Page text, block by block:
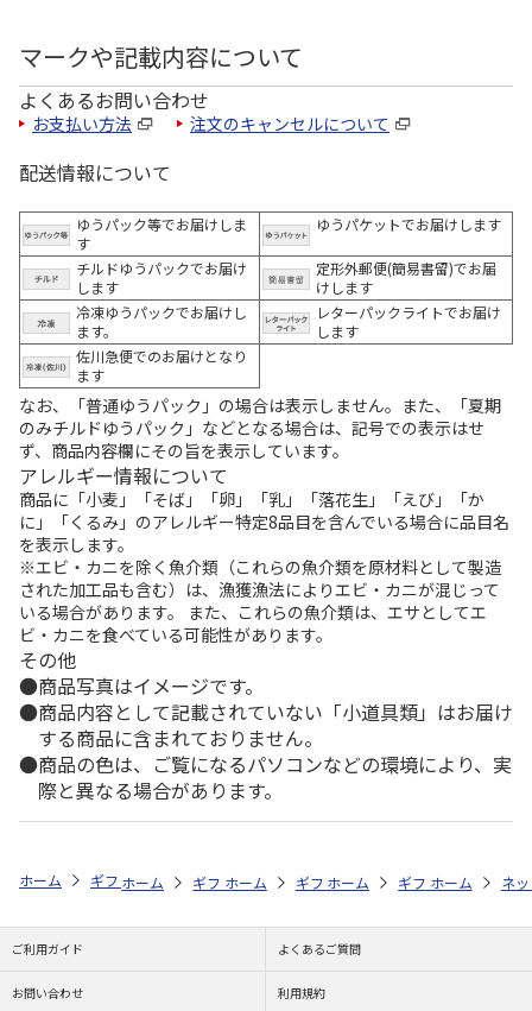
マークや記載内容について
よくあるお問い合わせ
お支払い方法 注文のキャンセルについて
配送情報について
ゆうパック等でお届けしま
す
ゆうパケットでお届けします
チルドゆうパックでお届け
します
定形外郵便(簡易書留)でお届
けします
冷凍ゆうパックでお届けし
ます。
レターパックライトでお届け
します
佐川急便でのお届けとなり
ます
なお、「普通ゆうパック」の場合は表示しません。また、「夏期
のみチルドゆうパック」などとなる場合は、記号での表示はせ
ず、商品内容欄にその旨を表示しています。
アレルギー情報について
商品に「小麦」「そば」「卵」「乳」「落花生」「えび」「か
に」「くるみ」のアレルギー特定8品目を含んでいる場合に品目名
を表示します。
※エビ・カニを除く魚介類（これらの魚介類を原材料として製造
された加工品も含む）は、漁獲漁法によりエビ・カニが混じって
いる場合があります。 また、これらの魚介類は、エサとしてエ
ビ・カニを食べている可能性があります。
その他
商品写真はイメージです。
商品内容として記載されていない「小道具類」はお届け
する商品に含まれておりません。
商品の色は、ご覧になるパソコンなどの環境により、実
際と異なる場合があります。
ホーム ギフトストア お中元・夏ギフト特集 2026 ハム・お肉 ＜
ホーム ギフトストア お中元・夏ギフト特集 2026
ホーム ギフトストア お中元・夏ギフト
ホーム ギフトストア お
ホーム ネ
ご利用ガイド よくあるご質問
お問い合わせ 利用規約